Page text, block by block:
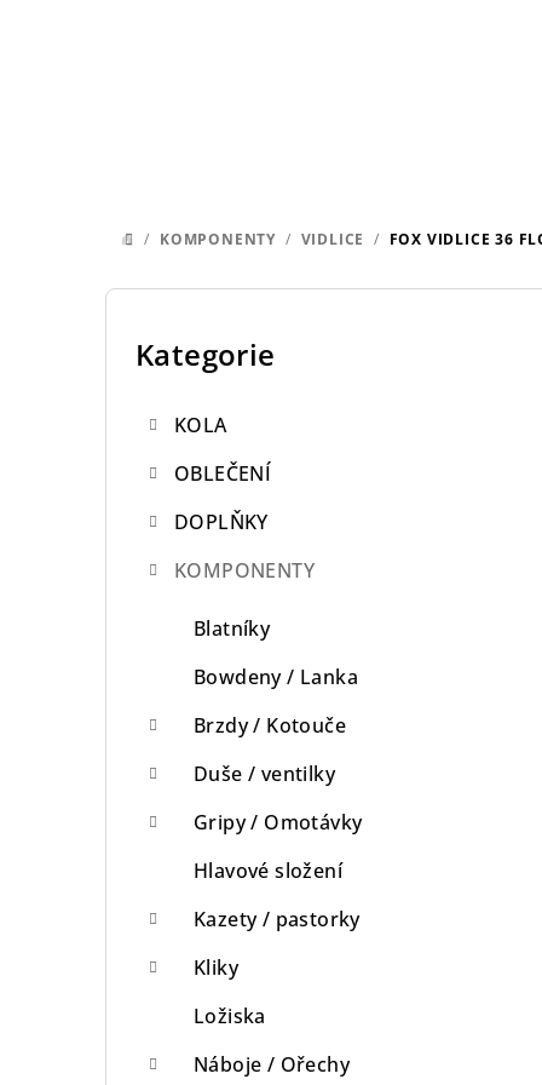
DOMŮ
/ KOMPONENTY / VIDLICE / FOX VIDLICE 36
P
Přeskočit
kategorie
Kategorie
KOLA
OBLEČENÍ
DOPLŇKY
KOMPONENTY
Blatníky
Bowdeny / Lanka
Brzdy / Kotouče
Duše / ventilky
Gripy / Omotávky
Hlavové složení
Kazety / pastorky
Kliky
Ložiska
Náboje / Ořechy